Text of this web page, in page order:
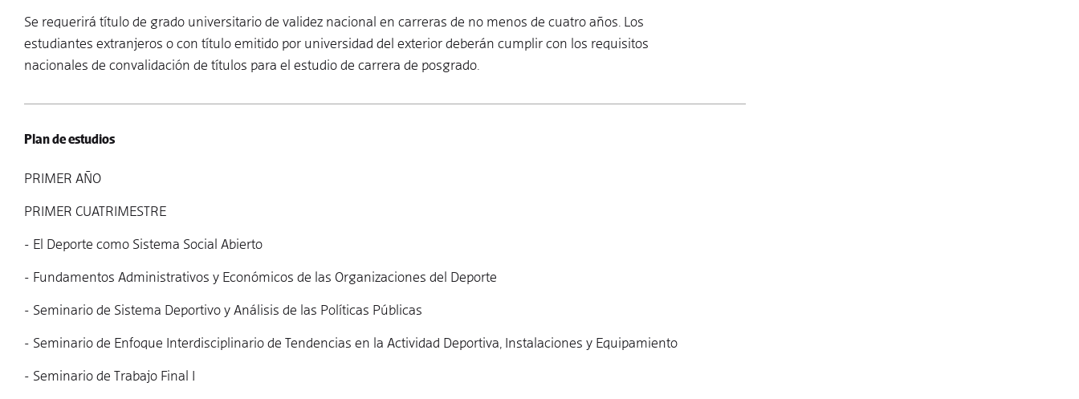
Se requerirá título de grado universitario de validez nacional en carreras de no menos de cuatro años. Los
estudiantes extranjeros o con título emitido por universidad del exterior deberán cumplir con los requisitos
nacionales de convalidación de títulos para el estudio de carrera de posgrado.
Plan de estudios
PRIMER AÑO
PRIMER CUATRIMESTRE
- El Deporte como Sistema Social Abierto
- Fundamentos Administrativos y Económicos de las Organizaciones del Deporte
- Seminario de Sistema Deportivo y Análisis de las Políticas Públicas
- Seminario de Enfoque Interdisciplinario de Tendencias en la Actividad Deportiva, Instalaciones y Equipamiento
- Seminario de Trabajo Final I